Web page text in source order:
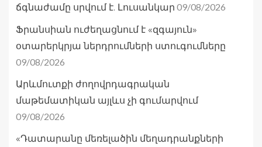
ճգնաժամը սրվում է. Լուսանկար 09/08/2026
Ֆրանսիան ուժեղացնում է «զգայուն»
օտարերկրյա ներդրումների ստուգումները
09/08/2026
Արևմուտքի ժողովրդագրական
մաթեմատիկան այլևս չի գումարվում
09/08/2026
«Դատարանը մեռելածին մեղադրանքների